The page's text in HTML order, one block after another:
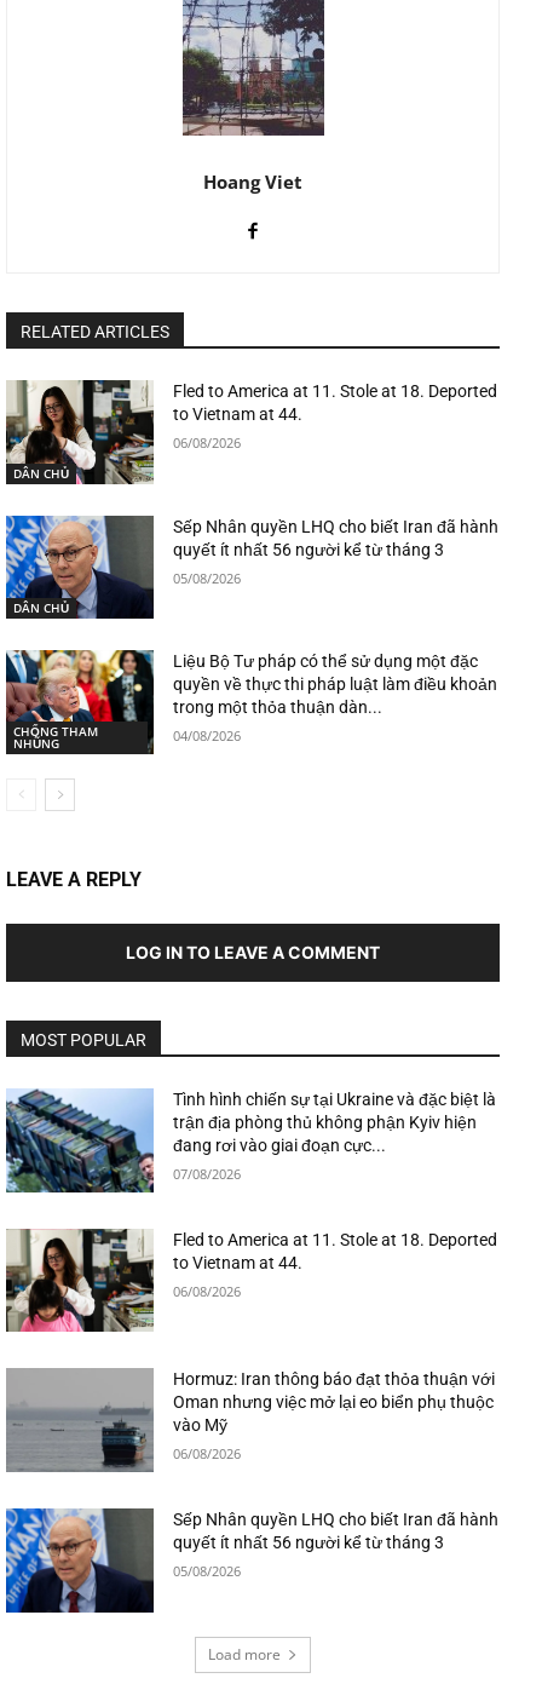
Hoang Viet
RELATED ARTICLES
DÂN CHỦ
Fled to America at 11. Stole at 18. Deported
to Vietnam at 44.
06/08/2026
DÂN CHỦ
Sếp Nhân quyền LHQ cho biết Iran đã hành
quyết ít nhất 56 người kể từ tháng 3
05/08/2026
CHỐNG THAM
NHŨNG
Liệu Bộ Tư pháp có thể sử dụng một đặc
quyền về thực thi pháp luật làm điều khoản
trong một thỏa thuận dàn...
04/08/2026
LEAVE A REPLY
LOG IN TO LEAVE A COMMENT
MOST POPULAR
Tình hình chiến sự tại Ukraine và đặc biệt là
trận địa phòng thủ không phận Kyiv hiện
đang rơi vào giai đoạn cực...
07/08/2026
Fled to America at 11. Stole at 18. Deported
to Vietnam at 44.
06/08/2026
Hormuz: Iran thông báo đạt thỏa thuận với
Oman nhưng việc mở lại eo biển phụ thuộc
vào Mỹ
06/08/2026
Sếp Nhân quyền LHQ cho biết Iran đã hành
quyết ít nhất 56 người kể từ tháng 3
05/08/2026
Load more